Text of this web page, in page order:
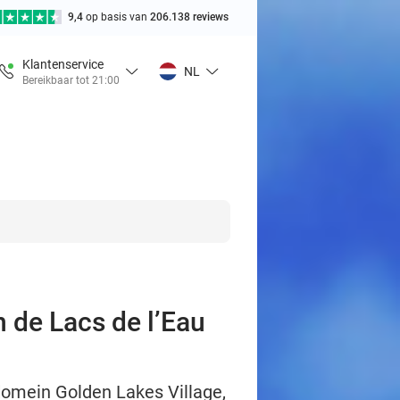
9,4 op basis van 206.138 reviews
Klantenservice
Bereikbaar tot 21:00
NL
Lacs de l’Eau
Golden Lakes Village,